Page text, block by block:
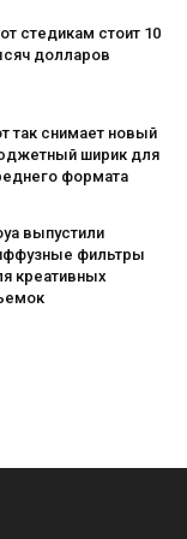
стедикам стоит 10
долларов
так снимает новый
ширик для
формата
выпустили
фильтры
креативных